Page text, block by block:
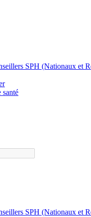
SPH (Nationaux et
santé
SPH (Nationaux et